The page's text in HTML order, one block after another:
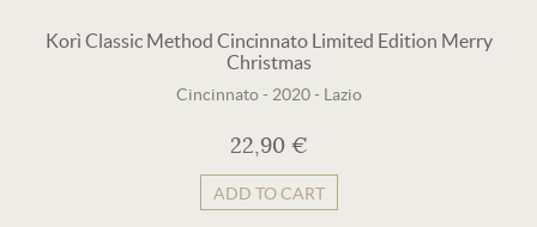
Korì Classic Method Cincinnato Limited Edition Merry
Christmas
Cincinnato - 2020- Lazio
22,90 €
ADD TO CART